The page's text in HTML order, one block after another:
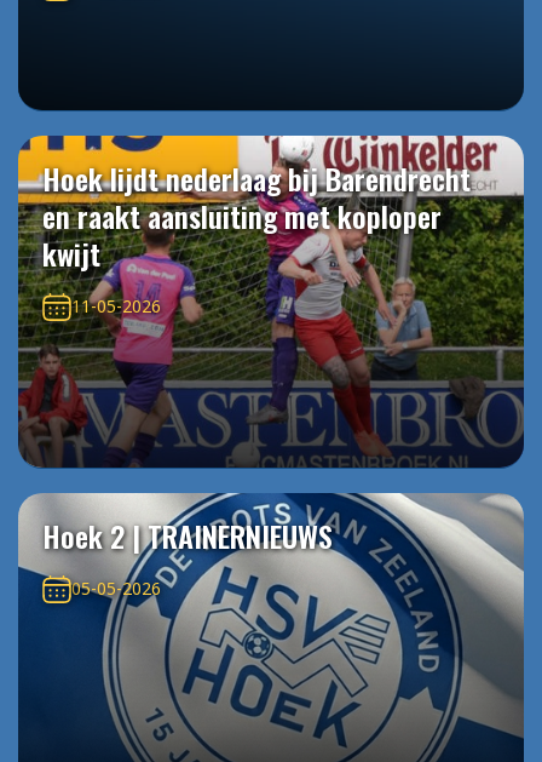
Hoek lijdt nederlaag bij Barendrecht
en raakt aansluiting met koploper
kwijt
11-05-2026
Hoek 2 | TRAINERNIEUWS
05-05-2026